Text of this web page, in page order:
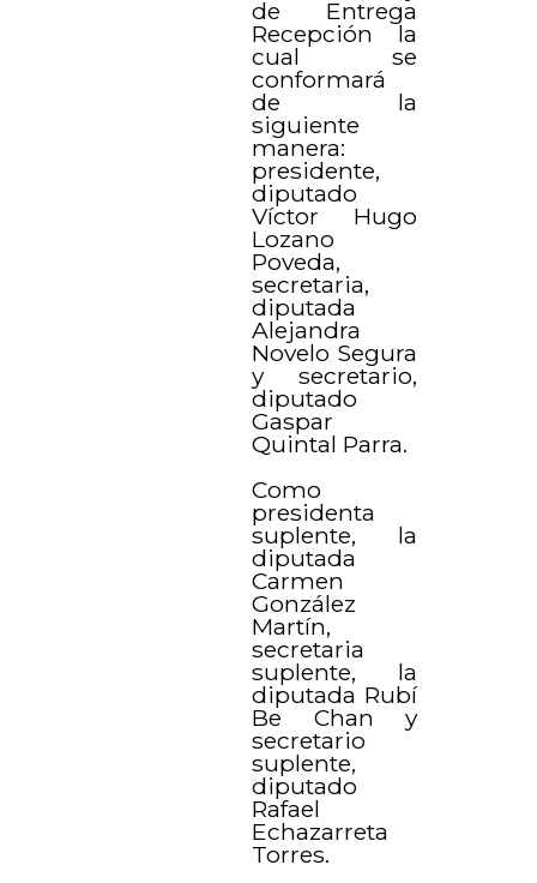
de Entrega
Recepción la
cual se
conformará
de la
siguiente
manera:
presidente,
diputado
Víctor Hugo
Lozano
Poveda,
secretaria,
diputada
Alejandra
Novelo Segura
y secretario,
diputado
Gaspar
Quintal Parra.
Como
presidenta
suplente, la
diputada
Carmen
González
Martín,
secretaria
suplente, la
diputada Rubí
Be Chan y
secretario
suplente,
diputado
Rafael
Echazarreta
Torres.